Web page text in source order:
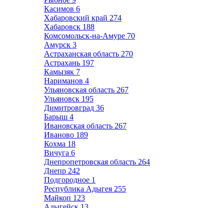
Касимов 6
Хабаровский край 274
Хабаровск 188
Комсомольск-на-Амуре 70
Амурск 3
Астраханская область 270
Астрахань 197
Камызяк 7
Нариманов 4
Ульяновская область 267
Ульяновск 195
Димитровград 36
Барыш 4
Ивановская область 267
Иваново 189
Кохма 18
Вичуга 6
Днепропетровская область 264
Днепр 242
Подгородное 1
Республика Адыгея 255
Майкоп 123